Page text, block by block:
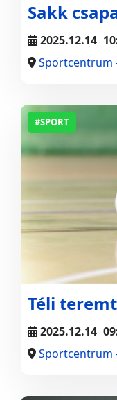
Sakk
2025.12.14
Sportcentrum
#SPORT
Téli
2025.12.14
Sportcentrum